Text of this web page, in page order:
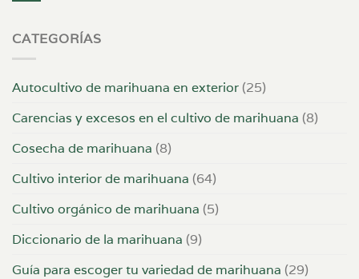
CATEGORÍAS
Autocultivo de marihuana en exterior (25)
Carencias y excesos en el cultivo de marihuana (8)
Cosecha de marihuana (8)
Cultivo interior de marihuana (64)
Cultivo orgánico de marihuana (5)
Diccionario de la marihuana (9)
Guía para escoger tu variedad de marihuana (29)